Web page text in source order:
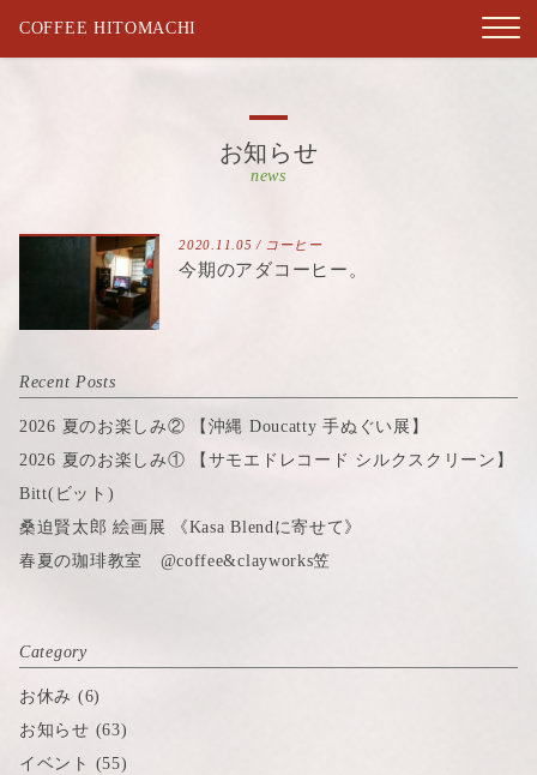
COFFEE HITOMACHI
お知らせ
news
2020.11.05 / コーヒー
今期のアダコーヒー。
Recent Posts
2026 夏のお楽しみ② 【沖縄 Doucatty 手ぬぐい展】
2026 夏のお楽しみ① 【サモエドレコード シルクスクリーン】
Bitt(ビット)
桑迫賢太郎 絵画展 《Kasa Blendに寄せて》
春夏の珈琲教室 @coffee&clayworks笠
Category
お休み (6)
お知らせ (63)
イベント (55)